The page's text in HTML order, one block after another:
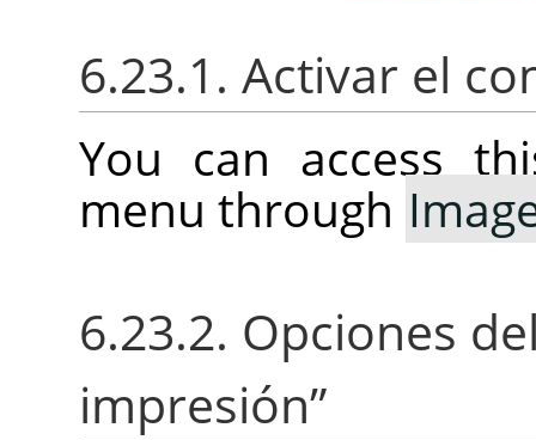
6.23.1. Activar el
You can access
menu through
6.23.2. Opciones
impresión”